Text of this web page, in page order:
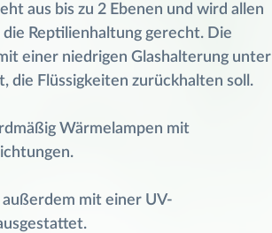
aus bis zu 2 Ebenen und wird allen
Reptilienhaltung gerecht. Die
einer niedrigen Glashalterung unter
die Flüssigkeiten zurückhalten soll.
Wärmelampen mit
außerdem mit einer UV-